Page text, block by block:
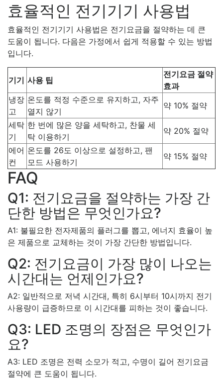
효율적인 전기기기 사용법
효율적인 전기기기 사용법은 전기요금을 절약하는 데 큰
도움이 됩니다. 다음은 가정에서 쉽게 적용할 수 있는 방법
입니다.
기기 사용 팁
전기요금 절약
효과
냉장
고
온도를 적정 수준으로 유지하고, 자주
열지 않기
약 10% 절약
세탁
기
한 번에 많은 양을 세탁하고, 찬물 세
탁 이용하기
약 20% 절약
에어
컨
온도를 26도 이상으로 설정하고, 팬
모드 사용하기
약 15% 절약
FAQ
Q1: 전기요금을 절약하는 가장 간
단한 방법은 무엇인가요?
A1: 불필요한 전자제품의 플러그를 뽑고, 에너지 효율이 높
은 제품으로 교체하는 것이 가장 간단한 방법입니다.
Q2: 전기요금이 가장 많이 나오는
시간대는 언제인가요?
A2: 일반적으로 저녁 시간대, 특히 6시부터 10시까지 전기
사용량이 급증하므로 이 시간대를 피하는 것이 좋습니다.
Q3: LED 조명의 장점은 무엇인가
요?
A3: LED 조명은 전력 소모가 적고, 수명이 길어 전기요금
절약에 큰 도움이 됩니다.